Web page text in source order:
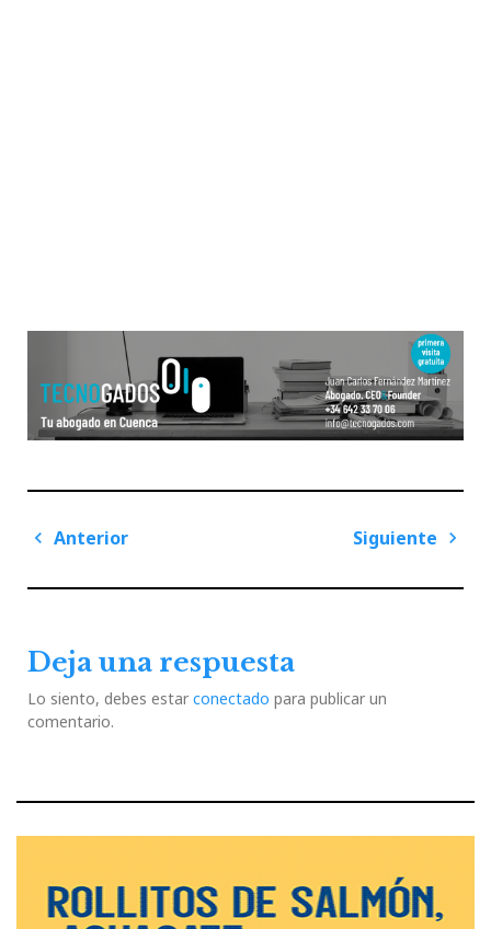
Navegación
entradas
Anterior
Siguiente
Deja una respuesta
Lo siento, debes estar conectado para publicar un
comentario.